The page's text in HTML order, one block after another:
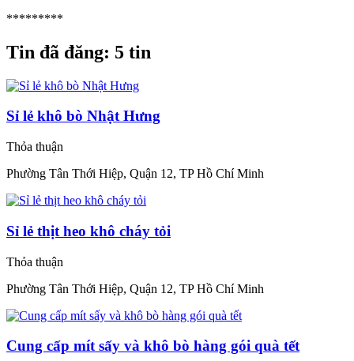
*********
Tin đã đăng: 5 tin
Sỉ lẻ khô bò Nhật Hưng
Thỏa thuận
Phường Tân Thới Hiệp, Quận 12, TP Hồ Chí Minh
Sỉ lẻ thịt heo khô cháy tỏi
Thỏa thuận
Phường Tân Thới Hiệp, Quận 12, TP Hồ Chí Minh
Cung cấp mít sấy và khô bò hàng gói quà tết